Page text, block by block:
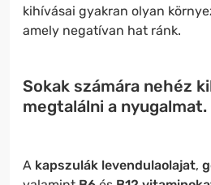
kihívásai gyakran olyan
amely negatívan hat ránk.
Sokak számára nehéz
megtalálni a nyugalmat.
A kapszulák levendulaolajat,